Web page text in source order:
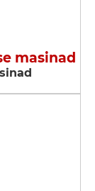
masinad